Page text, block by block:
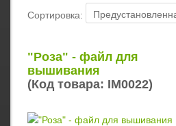
Сортировка:
"Роза" - файл для
вышивания
(Код товара: IM0022)